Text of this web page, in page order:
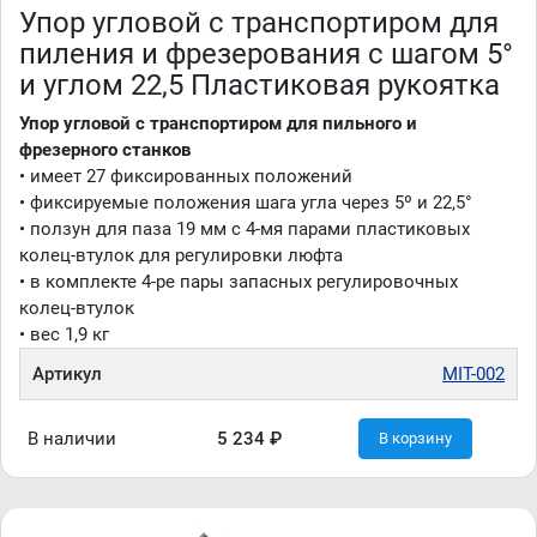
Упор угловой с транспортиром для
пиления и фрезерования с шагом 5°
и углом 22,5 Пластиковая рукоятка
Упор угловой с транспортиром для пильного и
фрезерного станков
• имеет 27 фиксированных положений
• фиксируемые положения шага угла через 5º и 22,5°
• ползун для паза 19 мм с 4-мя парами пластиковых
колец-втулок для регулировки люфта
• в комплекте 4-ре пары запасных регулировочных
колец-втулок
• вес 1,9 кг
Артикул
MIT-002
В наличии 5 234 ₽ В корзину